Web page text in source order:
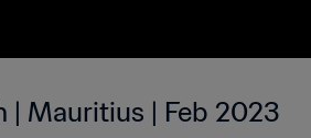
| Mauritius | Feb 2023